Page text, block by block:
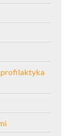
profilaktyka